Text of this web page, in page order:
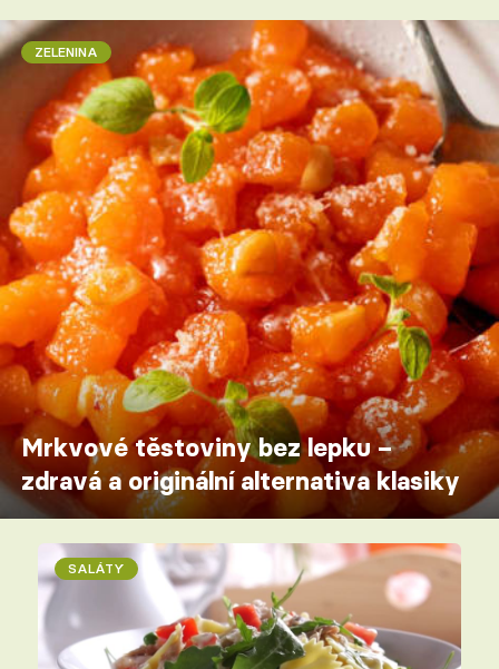
ZELENINA
Mrkvové těstoviny bez lepku –
zdravá a originální alternativa klasiky
SALÁTY